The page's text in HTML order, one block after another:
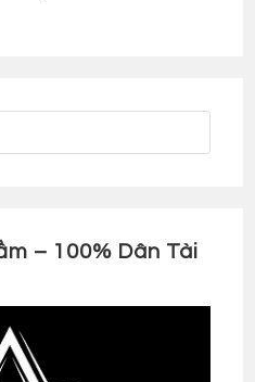
– 100% Dân Tài